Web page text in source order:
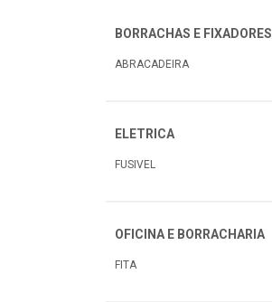
BORRACHAS E FIXADORES
ABRACADEIRA
ELETRICA
FUSIVEL
OFICINA E BORRACHARIA
FITA